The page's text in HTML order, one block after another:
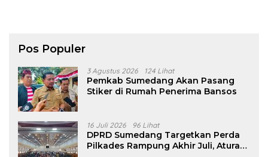
Pos Populer
3 Agustus 2026 124 Lihat
Pemkab Sumedang Akan Pasang
Stiker di Rumah Penerima Bansos
16 Juli 2026 96 Lihat
DPRD Sumedang Targetkan Perda
Pilkades Rampung Akhir Juli, Aturan